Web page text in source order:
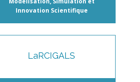
Innovation Scientifique
LaRCIGALS